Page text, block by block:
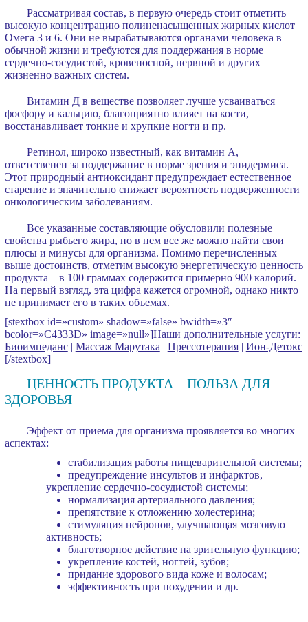
Рассматривая состав, в первую очередь стоит отметить
высокую концентрацию полиненасыщенных жирных кислот
Омега 3 и 6. Они не вырабатываются органами человека в
обычной жизни и требуются для поддержания в норме
сердечно-сосудистой, кровеносной, нервной и других
жизненно важных систем.
Витамин Д в веществе позволяет лучше усваиваться
фосфору и кальцию, благоприятно влияет на кости,
восстанавливает тонкие и хрупкие ногти и пр.
Ретинол, широко известный, как витамин А,
ответственен за поддержание в норме зрения и эпидермиса.
Этот природный антиоксидант предупреждает естественное
старение и значительно снижает вероятность подверженности
онкологическим заболеваниям.
Все указанные составляющие обусловили полезные
свойства рыбьего жира, но в нем все же можно найти свои
плюсы и минусы для организма. Помимо перечисленных
выше достоинств, отметим высокую энергетическую ценность
продукта – в 100 граммах содержится примерно 900 калорий.
На первый взгляд, эта цифра кажется огромной, однако никто
не принимает его в таких объемах.
[stextbox id=»custom» shadow=»false» bwidth=»3″
bcolor=»C4333D» image=»null»]Наши дополнительные услуги:
Биоимпеданс| Массаж Марутака | Прессотерапия| Ион-Детокс
[/stextbox]
ЦЕННОСТЬ ПРОДУКТА – ПОЛЬЗА ДЛЯ
ЗДОРОВЬЯ
Эффект от приема для организма проявляется во многих
аспектах:
стабилизация работы пищеварительной системы;
предупреждение инсультов и инфарктов,
укрепление сердечно-сосудистой системы;
нормализация артериального давления;
препятствие к отложению холестерина;
стимуляция нейронов, улучшающая мозговую
активность;
благотворное действие на зрительную функцию;
укрепление костей, ногтей, зубов;
придание здорового вида коже и волосам;
эффективность при похудении и др.